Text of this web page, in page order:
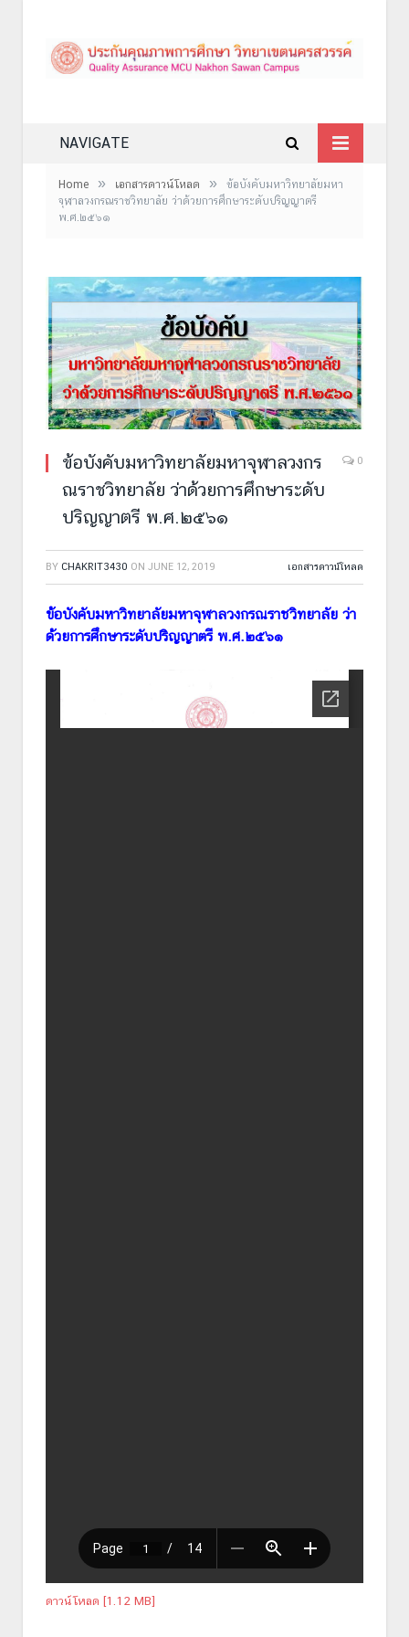
NAVIGATE
Home » เอกสารดาวน์โหลด »
ข้อบังคับมหาวิทยาลัยมหา
จุฬาลวงกรณราชวิทยาลัย ว่าด้วยการศึกษาระดับปริญญาตรี
พ.ศ.๒๕๖๑
ข้อบังคับมหาวิทยาลัยมหาจุฬาลวงกร
ณราชวิทยาลัย ว่าด้วยการศึกษาระดับ
ปริญญาตรี พ.ศ.๒๕๖๑
0
BY CHAKRIT3430 ON JUNE 12, 2019 เอกสารดาวน์โหลด
ข้อบังคับมหาวิทยาลัยมหาจุฬาลวงกรณราชวิทยาลัย ว่า
ด้วยการศึกษาระดับปริญญาตรี พ.ศ.๒๕๖๑
ดาวน์โหลด [1.12 MB]